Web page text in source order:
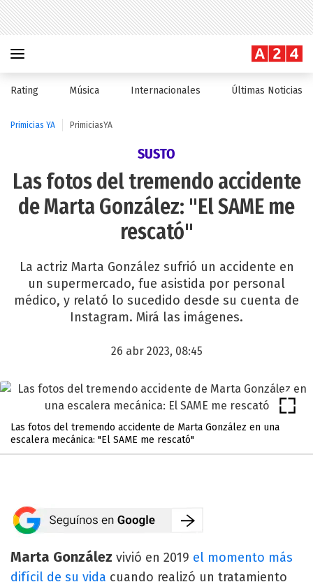
Rating Música Internacionales Últimas Noticias
Primicias YA PrimiciasYA
SUSTO
Las fotos del tremendo accidente
de Marta González: "El SAME me
rescató"
La actriz Marta González sufrió un accidente en
un supermercado, fue asistida por personal
médico, y relató lo sucedido desde su cuenta de
Instagram. Mirá las imágenes.
26 abr 2023, 08:45
Las fotos del tremendo accidente de Marta González en una
escalera mecánica: "El SAME me rescató"
Marta González vivió en 2019 el momento más
difícil de su vida cuando realizó un tratamiento